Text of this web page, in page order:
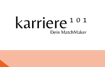
Inhalt
springen